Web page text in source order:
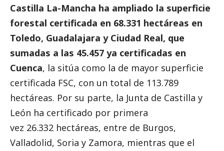
Castilla La-Mancha ha ampliado la superficie
forestal certificada en 68.331 hectáreas en
Toledo, Guadalajara y Ciudad Real, que
sumadas a las 45.457 ya certificadas en
Cuenca, la sitúa como la de mayor superficie
certificada FSC, con un total de 113.789
hectáreas. Por su parte, la Junta de Castilla y
León ha certificado por primera
vez 26.332 hectáreas, entre de Burgos,
Valladolid, Soria y Zamora, mientras que el